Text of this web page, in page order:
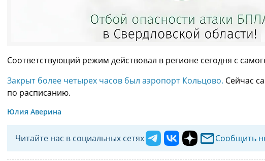
Соответствующий режим действовал в регионе сегодня с
Закрыт более четырех часов был аэропорт Кольцово. Сейчас
по расписанию.
Юлия Аверина
Читайте нас в социальных сетях Сообщить